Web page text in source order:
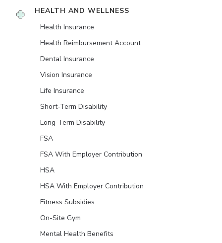
HEALTH AND WELLNESS
Health Insurance
Health Reimbursement Account
Dental Insurance
Vision Insurance
Life Insurance
Short-Term Disability
Long-Term Disability
FSA
FSA With Employer Contribution
HSA
HSA With Employer Contribution
Fitness Subsidies
On-Site Gym
Mental Health Benefits